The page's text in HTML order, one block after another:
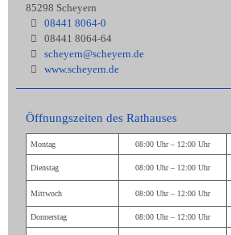
85298 Scheyern
08441 8064-0
08441 8064-64
scheyern@scheyern.de
www.scheyern.de
Öffnungszeiten des Rathauses
Montag 08:00 Uhr – 12:00 Uhr
Dienstag 08:00 Uhr – 12:00 Uhr
Mittwoch 08:00 Uhr – 12:00 Uhr
Donnerstag 08:00 Uhr – 12:00 Uhr